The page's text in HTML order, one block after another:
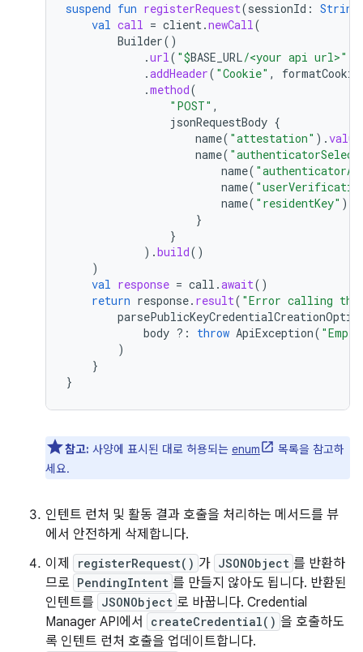
suspend fun registerRequest(sessionId : String
val call = client.newCall(
Builder()
.url( "$BASE_URL/<your api url>"
.addHeader( "Cookie" , formatCookie
.method(
"POST" ,
jsonRequestBody {
name( "attestation" ).value
name(
name(
name(
name( "residentKey" ).
}
}
).build()
)
val response = call .await()
return response. result( "Error calling
body ?: throw ApiException(
)
}
}
참고: 사양에 표시된 대로 허용되는 enum
목록을 참고하
세요.
인텐트 런처 및 활동 결과 호출을 처리하는 메서드를 뷰
에서 안전하게 삭제합니다.
이제
registerRequest() 가 JSONObject 를 반환하
므로 PendingIntent 를 만들지 않아도 됩니다. 반환된
인텐트를 JSONObject 로 바꿉니다. Credential
Manager API에서
createCredential() 을 호출하도
록 인텐트 런처 호출을 업데이트합니다.